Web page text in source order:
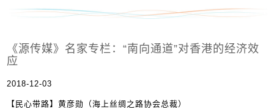
《源传媒》名家专栏：“南向通道”对香港的经济效
应
2018-12-03
【民心带路】黄彦勋（海上丝绸之路协会总裁）